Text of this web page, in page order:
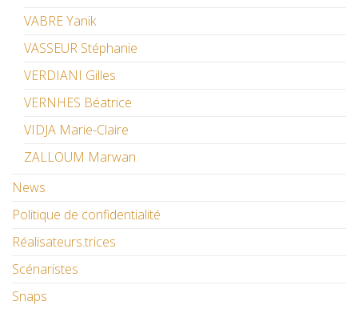
VABRE Yanik
VASSEUR Stéphanie
VERDIANI Gilles
VERNHES Béatrice
VIDJA Marie-Claire
ZALLOUM Marwan
News
Politique de confidentialité
Réalisateurs.trices
Scénaristes
Snaps